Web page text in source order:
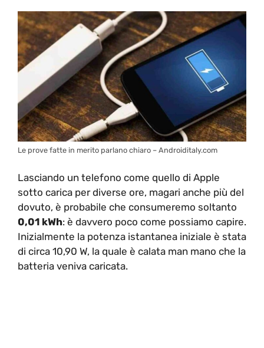
Le prove fatte in merito parlano chiaro – Androiditaly.com
Lasciando un telefono come quello di Apple
sotto carica per diverse ore, magari anche più del
dovuto, è probabile che consumeremo soltanto
0,01 kWh: è davvero poco come possiamo capire.
Inizialmente la potenza istantanea iniziale è stata
di circa 10,90 W, la quale è calata man mano che la
batteria veniva caricata.